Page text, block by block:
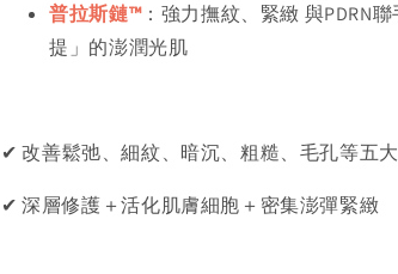
普拉斯鏈™：強力撫紋、緊緻 與PDRN
提」的澎潤光肌
✔ 改善鬆弛、細紋、暗沉、粗糙、毛孔等五
✔ 深層修護＋活化肌膚細胞＋密集澎彈緊緻